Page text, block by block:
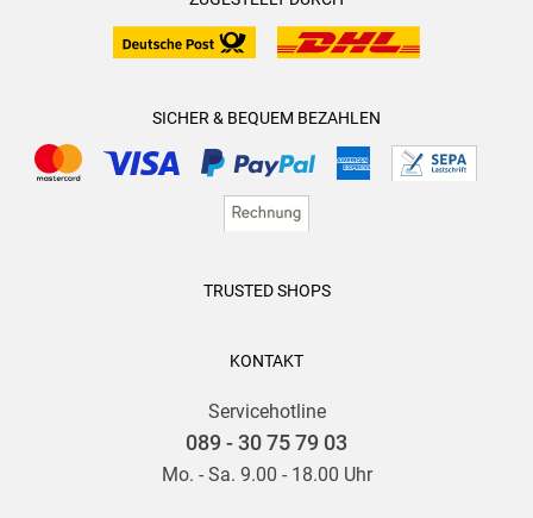
SICHER & BEQUEM BEZAHLEN
TRUSTED SHOPS
KONTAKT
Servicehotline
089 - 30 75 79 03
Mo. - Sa. 9.00 - 18.00 Uhr